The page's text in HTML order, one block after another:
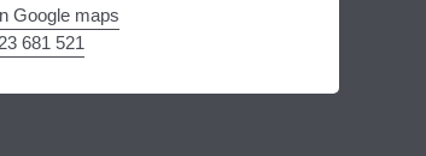
Google maps
681 521